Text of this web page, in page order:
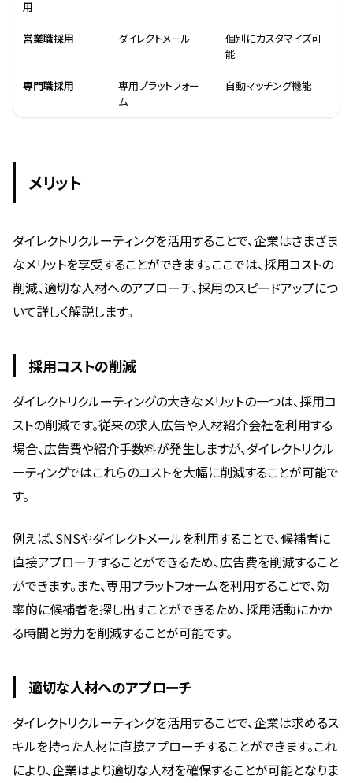
用
営業職採用 ダイレクトメール
個別にカスタマイズ可
能
専門職採用
専用プラットフォー
ム
自動マッチング機能
メリット
ダイレクトリクルーティングを活用することで、企業はさまざま
なメリットを享受することができます。ここでは、採用コストの
削減、適切な人材へのアプローチ、採用のスピードアップにつ
いて詳しく解説します。
採用コストの削減
ダイレクトリクルーティングの大きなメリットの一つは、採用コ
ストの削減です。従来の求人広告や人材紹介会社を利用する
場合、広告費や紹介手数料が発生しますが、ダイレクトリクル
ーティングではこれらのコストを大幅に削減することが可能で
す。
例えば、SNSやダイレクトメールを利用することで、候補者に
直接アプローチすることができるため、広告費を削減すること
ができます。また、専用プラットフォームを利用することで、効
率的に候補者を探し出すことができるため、採用活動にかか
る時間と労力を削減することが可能です。
適切な人材へのアプローチ
ダイレクトリクルーティングを活用することで、企業は求めるス
キルを持った人材に直接アプローチすることができます。これ
により、企業はより適切な人材を確保することが可能となりま